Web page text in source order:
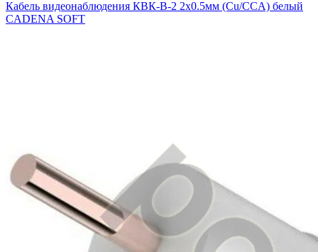
Кабель видеонаблюдения КВК-В-2 2х0.5мм (Cu/ССA) белый
CADENA SOFT